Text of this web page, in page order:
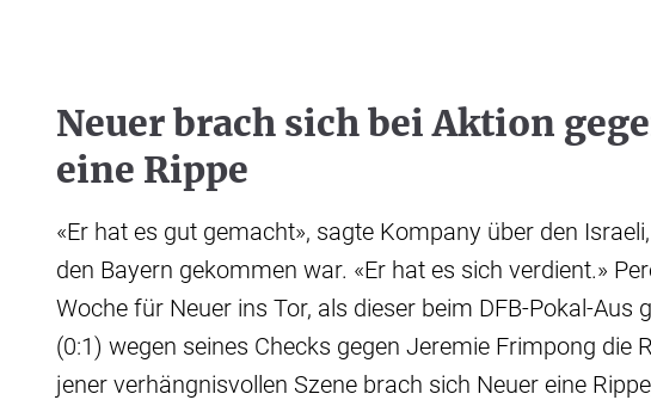
Neuer brach sich bei Aktion
eine Rippe
«Er hat es gut gemacht», sagte Kompany über den
den Bayern gekommen war. «Er hat es sich verdient.»
Woche für Neuer ins Tor, als dieser beim DFB-Pokal-Aus
(0:1) wegen seines Checks gegen Jeremie Frimpong die
jener verhängnisvollen Szene brach sich Neuer eine